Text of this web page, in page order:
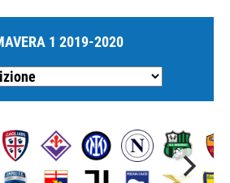
1 2019-2020